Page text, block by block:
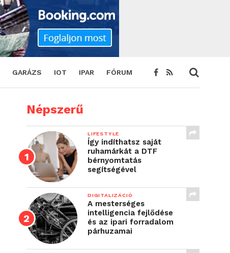
GARÁZS IOT IPAR FÓRUM
Népszerű
LIFESTYLE
Így indíthatsz saját
ruhamárkát a DTF
bérnyomtatás
segítségével
DIGITALIZÁCIÓ
A mesterséges
intelligencia fejlődése
és az ipari forradalom
párhuzamai